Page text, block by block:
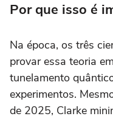
Por que isso é
Na época, os três
provar essa teoria
tunelamento
experimentos.
de 2025, Clarke